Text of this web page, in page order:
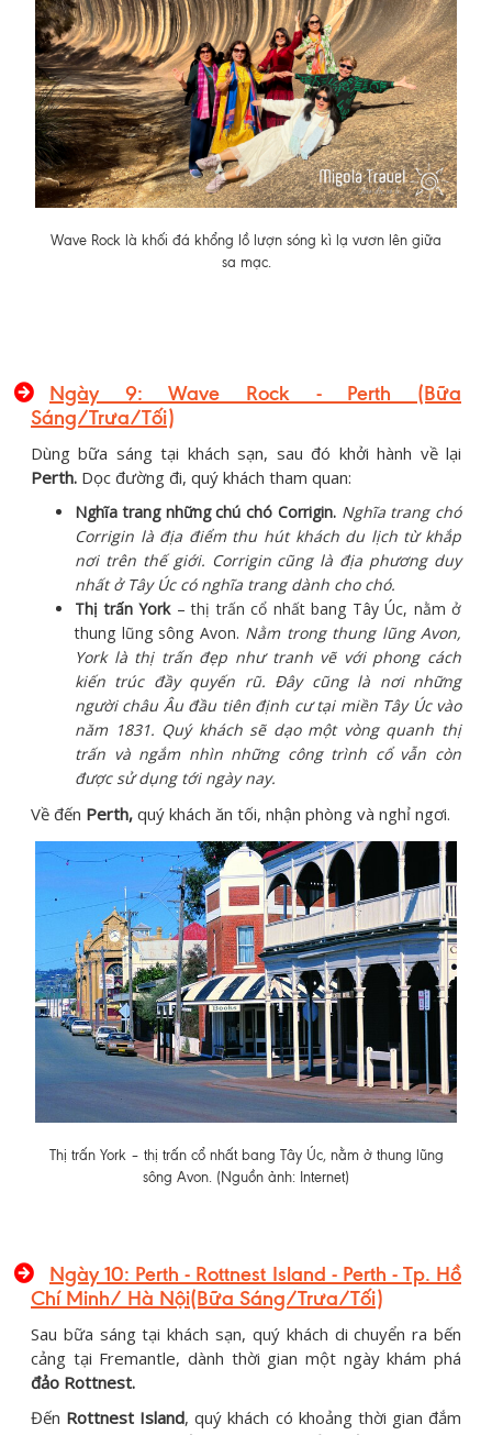
Wave Rock là khối đá khổng lồ lượn sóng kì lạ vươn lên giữa
sa mạc.
Ngày 9: Wave Rock - Perth (Bữa
Sáng/Trưa/Tối)
Dùng bữa sáng tại khách sạn, sau đó khởi hành về lại
Perth. Dọc đường đi, quý khách tham quan:
Nghĩa trang những chú chó Corrigin. Nghĩa trang chó
Corrigin là địa điểm thu hút khách du lịch từ khắp
nơi trên thế giới. Corrigin cũng là địa phương duy
nhất ở Tây Úc có nghĩa trang dành cho chó.
Thị trấn York – thị trấn cổ nhất bang Tây Úc, nằm ở
thung lũng sông Avon. Nằm trong thung lũng Avon,
York là thị trấn đẹp như tranh vẽ với phong cách
kiến trúc đầy quyến rũ. Đây cũng là nơi những
người châu Âu đầu tiên định cư tại miền Tây Úc vào
năm 1831. Quý khách sẽ dạo một vòng quanh thị
trấn và ngắm nhìn những công trình cổ vẫn còn
được sử dụng tới ngày nay.
Về đến Perth, quý khách ăn tối, nhận phòng và nghỉ ngơi.
Thị trấn York – thị trấn cổ nhất bang Tây Úc, nằm ở thung lũng
sông Avon. (Nguồn ảnh: Internet)
Ngày 10: Perth - Rottnest Island - Perth - Tp. Hồ
Chí Minh/ Hà Nội(Bữa Sáng/Trưa/Tối)
Sau bữa sáng tại khách sạn, quý khách di chuyển ra bến
cảng tại Fremantle, dành thời gian một ngày khám phá
đảo Rottnest.
Đến Rottnest Island, quý khách có khoảng thời gian đắm